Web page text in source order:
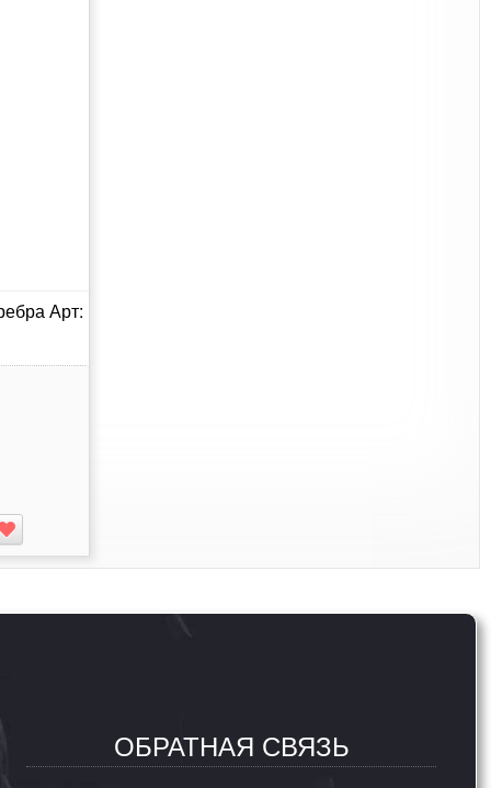
Арт:
ОБРАТНАЯ СВЯЗЬ